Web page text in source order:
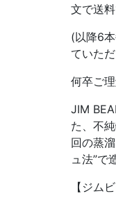
文で送
(以降6
ていただ
何卒ご
JIM
た、不
回の蒸
ュ法”で
【ジ